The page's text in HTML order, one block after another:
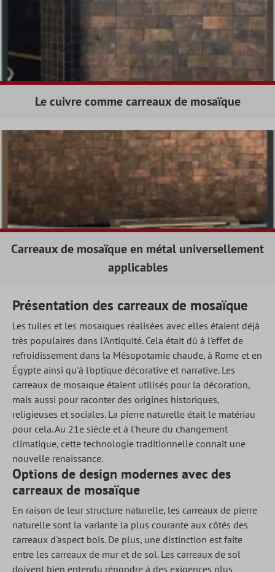
Le cuivre comme carreaux de mosaïque
Carreaux de mosaïque en métal universellement
applicables
Présentation des carreaux de mosaïque
Les tuiles et les mosaïques réalisées avec elles étaient déjà
très populaires dans l'Antiquité. Cela était dû à l'effet de
refroidissement dans la Mésopotamie chaude, à Rome et en
Égypte ainsi qu'à l'optique décorative et narrative. Les
carreaux de mosaïque étaient utilisés pour la décoration,
mais aussi pour raconter des origines historiques,
religieuses et sociales. La pierre naturelle était le matériau
pour cela. Au 21e siècle et à l'heure du changement
climatique, cette technologie traditionnelle connaît une
nouvelle renaissance.
Options de design modernes avec des
carreaux de mosaïque
En raison de leur structure naturelle, les carreaux de pierre
naturelle sont la variante la plus courante aux côtés des
carreaux d'aspect bois. De plus, une distinction est faite
entre les carreaux de mur et de sol. Les carreaux de sol
doivent bien entendu répondre à des exigences plus